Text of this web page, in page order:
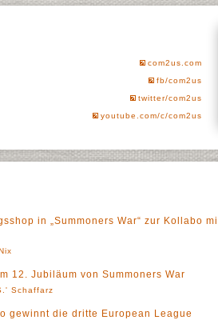
com2us.com
fb/com2us
twitter/com2us
youtube.com/c/com2us
in „Summoners War“ zur Kollabo
12. Jubiläum von Summoners War
Schaffarz
gewinnt die dritte European League